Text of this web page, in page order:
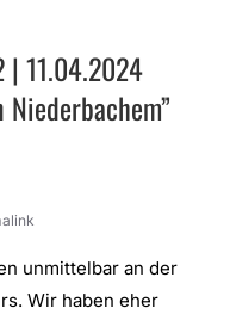
| 11.04.2024
”
unmittelbar an der
Wir haben eher